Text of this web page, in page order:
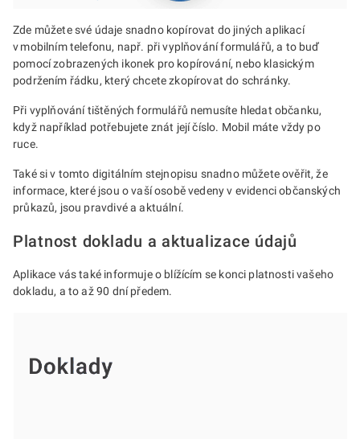
Zde můžete své údaje snadno kopírovat do jiných aplikací
v mobilním telefonu, např. při vyplňování formulářů, a to buď
pomocí zobrazených ikonek pro kopírování, nebo klasickým
podržením řádku, který chcete zkopírovat do schránky.
Při vyplňování tištěných formulářů nemusíte hledat občanku,
když například potřebujete znát její číslo. Mobil máte vždy po
ruce.
Také si v tomto digitálním stejnopisu snadno můžete ověřit, že
informace, které jsou o vaší osobě vedeny v evidenci občanských
průkazů, jsou pravdivé a aktuální.
Platnost dokladu a aktualizace údajů
Aplikace vás také informuje o blížícím se konci platnosti vašeho
dokladu, a to až 90 dní předem.